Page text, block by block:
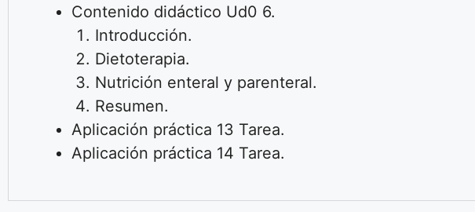
Contenido didáctico Ud0 6.
Introducción.
Dietoterapia.
Nutrición enteral y parenteral.
Resumen.
Aplicación práctica 13 Tarea.
Aplicación práctica 14 Tarea.